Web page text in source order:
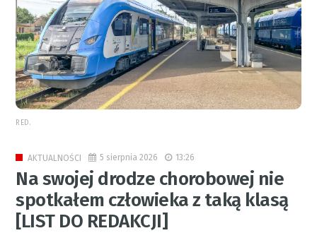
RED.
AKTUALNOŚCI 5 sierpnia 2026 13:26
Na swojej drodze chorobowej nie
spotkałem człowieka z taką klasą
[LIST DO REDAKCJI]